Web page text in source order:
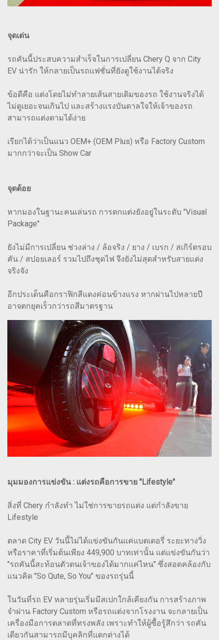
จุดเด่น
รถคันนี้ประสบความสำเร็จในการเปลี่ยน Chery Q จาก City
EV น่ารัก ให้กลายเป็นรถแฟชั่นที่ยังดูใช้งานได้จริง
ข้อดีคือ แต่งโดยไม่ทำลายเส้นสายเดิมของรถ ใช้งานจริงได้
ไม่ดูเยอะจนเกินไป และสร้างแรงบันดาลใจให้เจ้าของรถ
สามารถแต่งตามได้ง่าย
เรียกได้ว่าเป็นแนว OEM+ (OEM Plus) หรือ Factory Custom
มากกว่าจะเป็น Show Car
จุดด้อย
หากมองในฐานะคนเล่นรถ การตกแต่งยังอยู่ในระดับ "Visual
Package"
ยังไม่มีการเปลี่ยน ช่วงล่าง / ล้อจริง / ยาง / เบรก / สเกิร์ตรอบ
คัน / สปอยเลอร์ รวมไปถึงชุดไฟ จึงยังไม่สุดสำหรับสายแต่ง
จริงจัง
อีกประเด็นคือกราฟิกสีแดงค่อนข้างแรง หากผ่านไปหลายปี
อาจตกยุคเร็วกว่ารถสีมาตรฐาน
มุมมองการแข่งขัน : แต่งรถคือการขาย "Lifestyle"
สิ่งที่ Chery กำลังทำ ไม่ใช่การขายรถแต่ง แต่กำลังขาย
Lifestyle
ตลาด City EV วันนี้ไม่ได้แข่งขันกันแค่แบตเตอรี่ ระยะทางวิ่ง
หรือราคาที่เริ่มต้นเพียง 449,900 บาทเท่านั้น แต่แข่งขันกันว่า
"รถคันนี้สะท้อนตัวตนเจ้าของได้มากแค่ไหน" ซึ่งสอดคล้องกับ
แนวคิด "So Qute, So You" ของรถรุ่นนี้
ในวันที่รถ EV หลายรุ่นเริ่มมีสเปกใกล้เคียงกัน การสร้างภาพ
จำผ่าน Factory Custom หรือรถแต่งจากโรงงาน จะกลายเป็น
เครื่องมือการตลาดที่ทรงพลัง เพราะทำให้ผู้ซื้อรู้สึกว่า รถคัน
เดียวกันสามารถมีบุคลิกที่แตกต่างได้